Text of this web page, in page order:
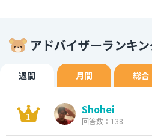
アドバイザーランキ
週間 月間 総合
Shohei
回答数：138